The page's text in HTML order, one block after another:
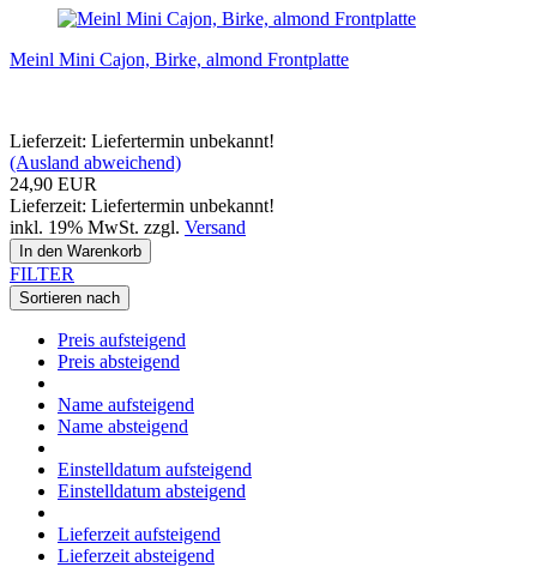
Meinl Mini Cajon, Birke, almond Frontplatte
Lieferzeit: Liefertermin unbekannt!
(Ausland abweichend)
24,90 EUR
Lieferzeit: Liefertermin unbekannt!
inkl. 19% MwSt. zzgl. Versand
In den Warenkorb
FILTER
Sortieren nach
Preis aufsteigend
Preis absteigend
Name aufsteigend
Name absteigend
Einstelldatum aufsteigend
Einstelldatum absteigend
Lieferzeit aufsteigend
Lieferzeit absteigend